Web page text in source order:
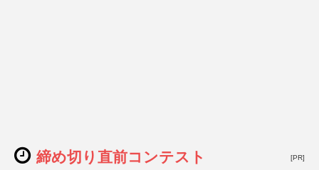
締め切り直前コンテスト [PR]